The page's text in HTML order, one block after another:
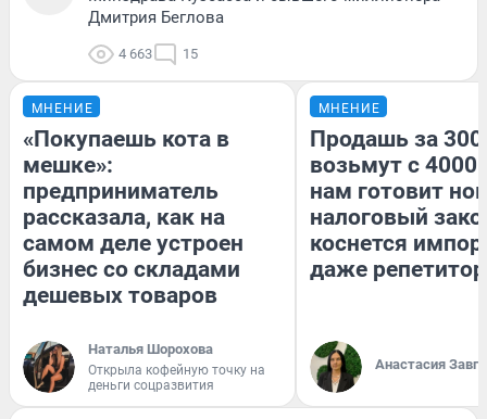
Дмитрия Беглова
4 663 15
МНЕНИЕ
«Покупаешь кота в
мешке»:
предприниматель
рассказала, как на
самом деле устроен
бизнес со складами
дешевых товаров
Наталья Шорохова
Открыла кофейную точку на
деньги соцразвития
МНЕНИЕ
Продашь за
возьмут с
нам готовит
налоговый
коснется
даже
Анастасия